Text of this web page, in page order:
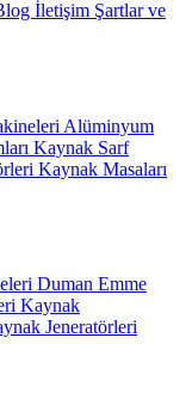
İletişim Şartlar ve
Alüminyum
Kaynak Sarf
Kaynak Masaları
Duman Emme
Kaynak
Jeneratörleri